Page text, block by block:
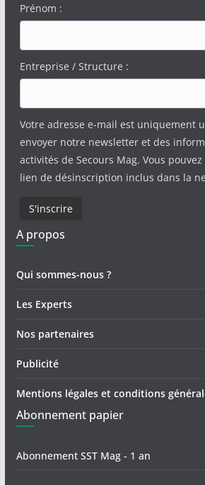
Prénom :
Entreprise / Structure :
Votre adresse e-mail est uniquement
envoyer notre newsletter et des
activités de Secours Mag. Vous
lien de désinscription inclus dans la
A propos
Qui sommes-nous ?
Les Experts
Nos partenaires
Publicité
Mentions légales et conditions
Abonnement papier
Abonnement SST Mag - 1 an